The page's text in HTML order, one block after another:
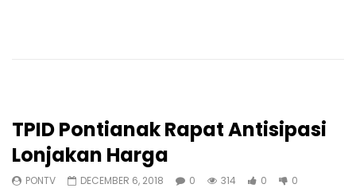
TPID Pontianak Rapat Antisipasi
Lonjakan Harga
PONTV DECEMBER 6, 2018 0 314 0 0